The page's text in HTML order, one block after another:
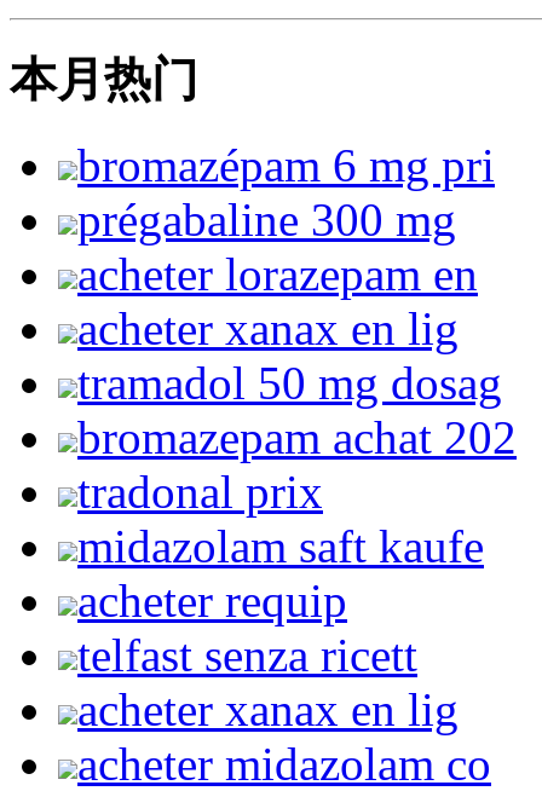
本月热门
bromazépam 6 mg pri
prégabaline 300 mg
acheter lorazepam en
acheter xanax en lig
tramadol 50 mg dosag
bromazepam achat 202
tradonal prix
midazolam saft kaufe
acheter requip
telfast senza ricett
acheter xanax en lig
acheter midazolam co